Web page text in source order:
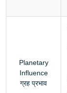
Planetary
Influence
ग्रह प्रभाव